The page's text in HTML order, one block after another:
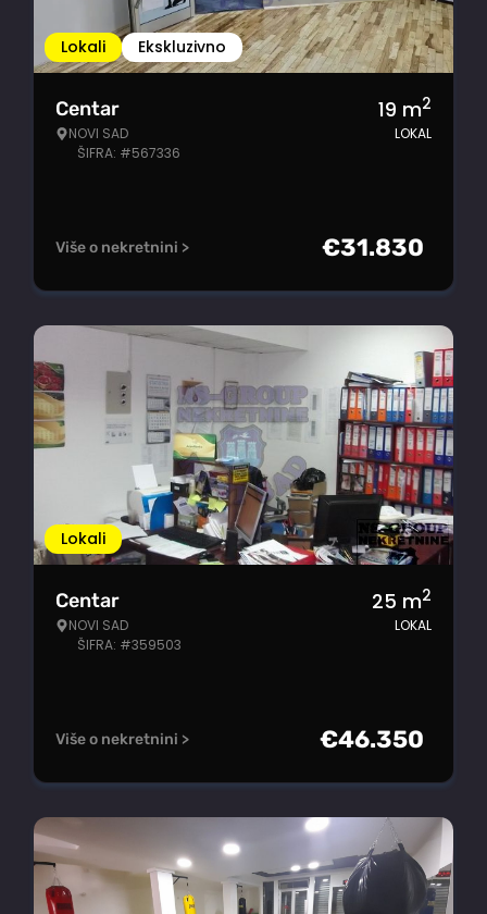
Lokali Ekskluzivno
Centar
NOVI SAD
ŠIFRA: #567336
19 m2
LOKAL
Više o nekretnini > €31.830
Lokali
Centar
NOVI SAD
ŠIFRA: #359503
25 m2
LOKAL
Više o nekretnini > €46.350